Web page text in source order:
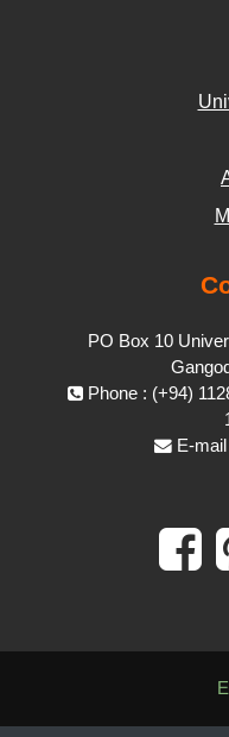
PO Box 10
Phone : (+94)
E-mail